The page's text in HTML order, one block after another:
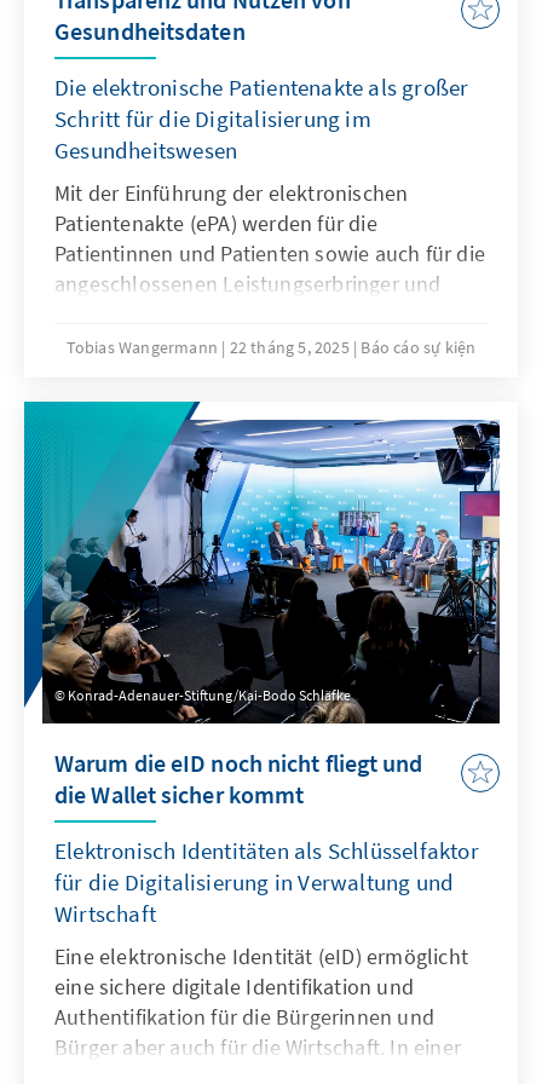
Gesundheitsdaten
Die elektronische Patientenakte als großer
Schritt für die Digitalisierung im
Gesundheitswesen
Mit der Einführung der elektronischen
Patientenakte (ePA) werden für die
Patientinnen und Patienten sowie auch für die
angeschlossenen Leistungserbringer und
Teilen von Dokumenten und Daten soll mehr
die Gesundheitsversorgung verbessern, den
Versicherten mehr Transparenz gewähren und
auch der Forschung dringend benötigte Daten
zur Verfügung stellen. Fragen der Sicherheit
und der Funktionalität der ePA stehen in der
Diskussion.
Tobias Wangermann 22 tháng 5, 2025 Báo cáo sự kiện
Konrad-Adenauer-Stiftung/Kai-Bodo Schläfke
Warum die eID noch nicht fliegt und
die Wallet sicher kommt
Elektronisch Identitäten als Schlüsselfaktor
für die Digitalisierung in Verwaltung und
Wirtschaft
Eine elektronische Identität (eID) ermöglicht
eine sichere digitale Identifikation und
Authentifikation für die Bürgerinnen und
Bürger aber auch für die Wirtschaft. In einer